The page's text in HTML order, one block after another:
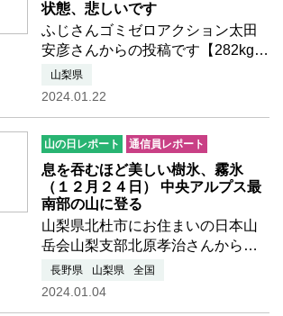
状態、悲しいです
ふじさんゴミゼロアクション太田
安彦さんからの投稿です【282kgの
ゴミを回収】前回、きれいにした
場所に新たなゴミが…泣根本的に
めの清掃活動でした。前回に続…
つづきを読む
山梨県
2024.01.22
山の日レポート 通信員レポート
息を吞むほど美しい樹氷、霧氷
（１２月２４日） 中央アルプス最
南部の山に登る
山梨県北杜市にお住まいの日本山
岳会山梨支部北原孝治さんからの
レポートです 巨大な美しいアイ
スモンスター（通称モンスター）
長野県 山梨県 全国
2024.01.04